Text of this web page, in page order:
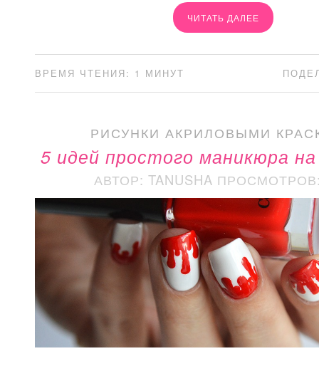
ЧИТАТЬ ДАЛЕЕ
ВРЕМЯ ЧТЕНИЯ: 1 МИНУТ
РИСУНКИ АКРИЛОВЫМИ
5 идей простого маникюра
АВТОР: TANUSHA